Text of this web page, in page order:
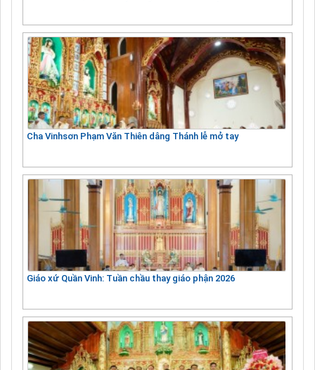
Cha Vinhsơn Phạm Văn Thiên dâng Thánh lễ mở tay
Giáo xứ Quần Vinh: Tuần chầu thay giáo phận 2026